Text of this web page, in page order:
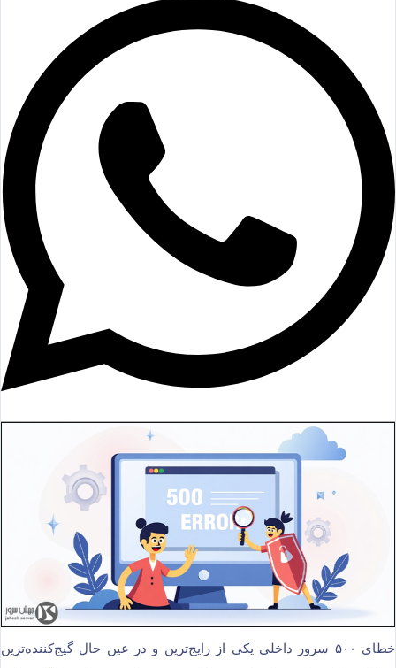
خطای ۵۰۰ سرور داخلی یکی از رایج‌ترین و در عین حال گیج‌کننده‌ترین